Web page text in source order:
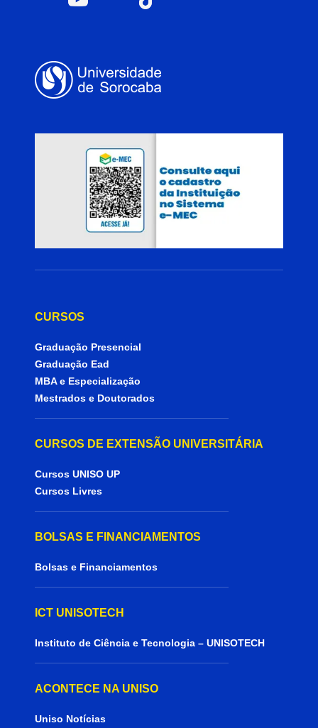
CURSOS
Graduação Presencial
Graduação Ead
MBA e Especialização
Mestrados e Doutorados
CURSOS DE EXTENSÃO UNIVERSITÁRIA
Cursos UNISO UP
Cursos Livres
BOLSAS E FINANCIAMENTOS
Bolsas e Financiamentos
ICT UNISOTECH
Instituto de Ciência e Tecnologia – UNISOTECH
ACONTECE NA UNISO
Uniso Notícias